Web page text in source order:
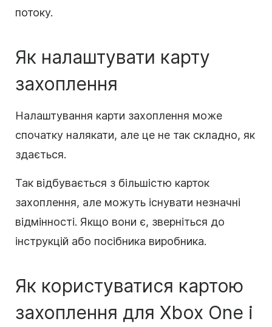
потоку.
Як налаштувати карту
захоплення
Налаштування карти захоплення може
спочатку налякати, але це не так складно, як
здається.
Так відбувається з більшістю карток
захоплення, але можуть існувати незначні
відмінності. Якщо вони є, зверніться до
інструкцій або посібника виробника.
Як користуватися картою
захоплення для Xbox One і